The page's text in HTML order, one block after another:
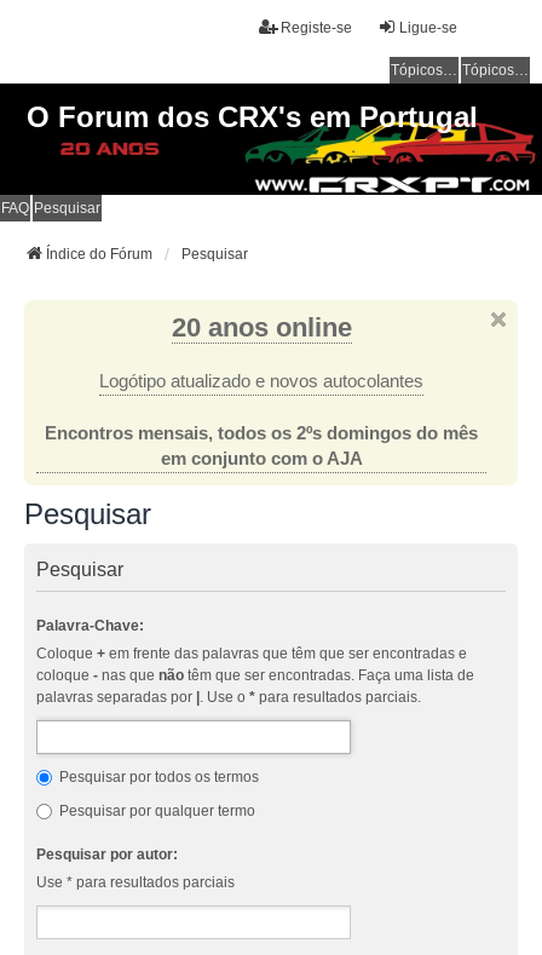
Ligue-se
Registe-se
Tópicos sem resposta Tópicos ativos
O Forum dos CRX's em Portugal
FAQ Pesquisar
Índice do Fórum Pesquisar
20 anos online
Logótipo atualizado e novos autocolantes
Encontros mensais, todos os 2ºs domingos do mês
em conjunto com o AJA
Pesquisar
Pesquisar
Palavra-Chave:
Coloque + em frente das palavras que têm que ser encontradas e
coloque - nas que não têm que ser encontradas. Faça uma lista de
palavras separadas por |. Use o * para resultados parciais.
Pesquisar por todos os termos
Pesquisar por qualquer termo
Pesquisar por autor:
Use * para resultados parciais